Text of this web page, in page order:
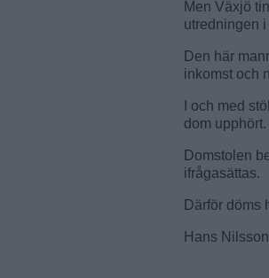
Men Växjö
utredningen i
Den här
inkomst och
I och med
dom upphört.
Domstolen
ifrågasättas.
Därför döms
Hans Nilsson